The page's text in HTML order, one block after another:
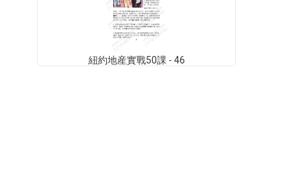
紐約地産實戰50課 - 46